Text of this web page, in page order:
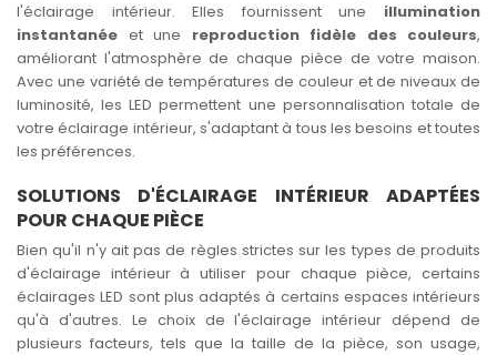
l'éclairage intérieur. Elles fournissent une illumination
instantanée et une reproduction fidèle des couleurs,
améliorant l'atmosphère de chaque pièce de votre maison.
Avec une variété de températures de couleur et de niveaux de
luminosité, les LED permettent une personnalisation totale de
votre éclairage intérieur, s'adaptant à tous les besoins et toutes
les préférences.
SOLUTIONS D'ÉCLAIRAGE INTÉRIEUR ADAPTÉES
POUR CHAQUE PIÈCE
Bien qu'il n'y ait pas de règles strictes sur les types de produits
d'éclairage intérieur à utiliser pour chaque pièce, certains
éclairages LED sont plus adaptés à certains espaces intérieurs
qu'à d'autres. Le choix de l'éclairage intérieur dépend de
plusieurs facteurs, tels que la taille de la pièce, son usage,